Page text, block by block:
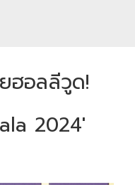
ฮอลลีวูด!
2024'